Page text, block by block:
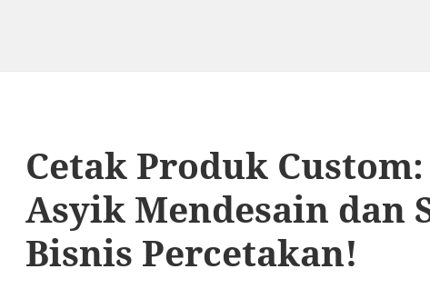
Cetak Produk
Asyik Mendesain dan
Bisnis Percetakan!